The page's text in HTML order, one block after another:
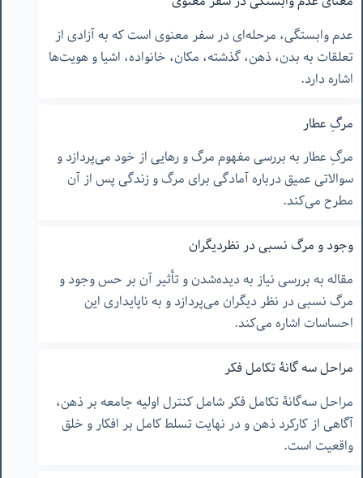
عدم وابستگی، مرحله‌ای در سفر معنوی است که به آزادی از
تعلقات به بدن، ذهن، گذشته، مکان، خانواده، اشیا و هویت‌ها
اشاره دارد.
مرگِ عطار
مرگِ عطار به بررسی مفهوم مرگ و رهایی از خود می‌پردازد و
سوالاتی عمیق درباره آمادگی برای مرگ و زندگی پس از آن
مطرح می‌کند.
وجود و مرگ نسبی در نظردیگران
مقاله به بررسی نیاز به دیده‌شدن و تأثیر آن بر حس وجود و
مرگ نسبی در نظر دیگران می‌پردازد و به ناپایداری این
احساسات اشاره می‌کند.
مراحل سه گانۀ تکامل فکر
مراحل سه‌گانۀ تکامل فکر شامل کنترل اولیه جامعه بر ذهن،
آگاهی از کارکرد ذهن و در نهایت تسلط کامل بر افکار و خلق
واقعیت است.